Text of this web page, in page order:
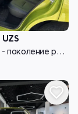
UZS
Haval Jolion I - поколение рестайлинг